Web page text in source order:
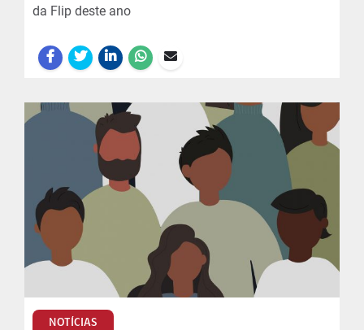
da Flip deste ano
NOTÍCIAS